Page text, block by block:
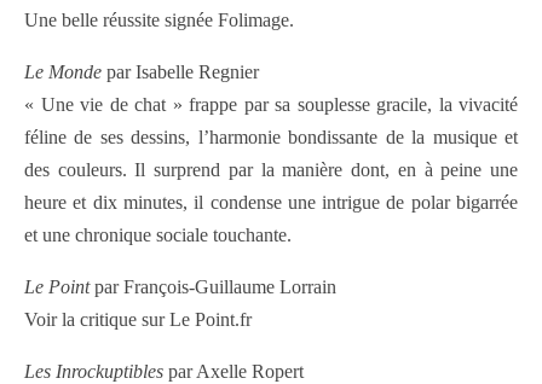
Une belle réussite signée Folimage.
Le Monde par Isabelle Regnier
« Une vie de chat » frappe par sa souplesse gracile, la vivacité
féline de ses dessins, l’harmonie bondissante de la musique et
des couleurs. Il surprend par la manière dont, en à peine une
heure et dix minutes, il condense une intrigue de polar bigarrée
et une chronique sociale touchante.
Le Pointpar François-Guillaume Lorrain
Voir la critique sur Le Point.fr
Les Inrockuptibles par Axelle Ropert